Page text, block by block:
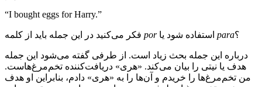
“I bought eggs for Harry.”
por para؟
درباره این جمله بحث زیاد است. از طرفی گفته می‌شود این جمله
هدف یا نیتی را بیان می‌کند. «هری» دریافت‌کننده تخم‌مرغ‌هاست.
من تخم‌مرغ‌ها را خریدم و آن‌ها را به «هری» دادم، بنابراین او هدف